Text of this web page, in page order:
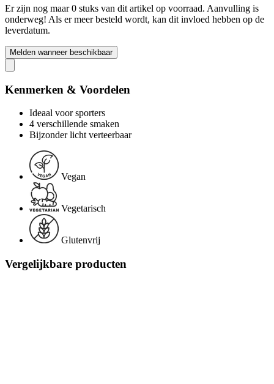
Er zijn nog maar 0 stuks van dit artikel op voorraad. Aanvulling is
onderweg! Als er meer besteld wordt, kan dit invloed hebben op de
leverdatum.
Melden wanneer beschikbaar
Kenmerken & Voordelen
Ideaal voor sporters
4 verschillende smaken
Bijzonder licht verteerbaar
Vegan
Vegetarisch
Glutenvrij
Vergelijkbare producten